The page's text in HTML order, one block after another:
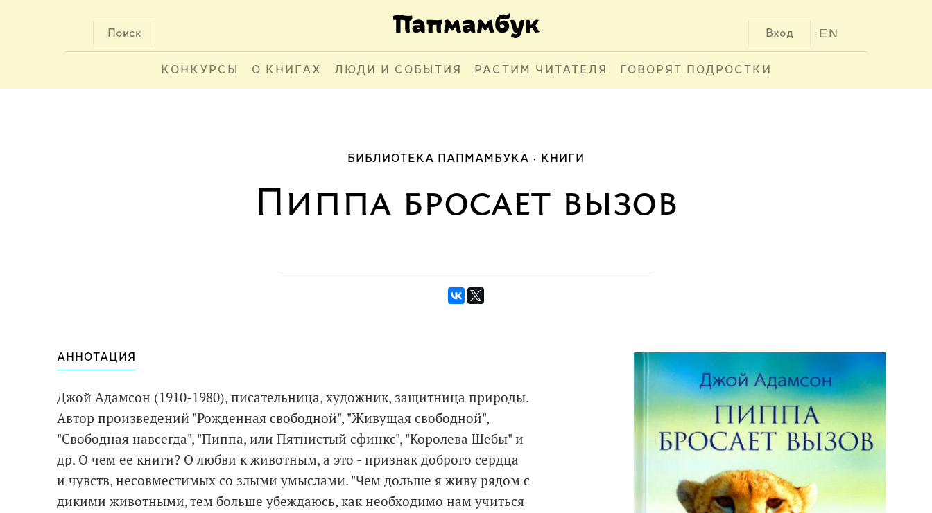
Поиск EN
Вход
КОНКУРСЫ О КНИГАХ ЛЮДИ И СОБЫТИЯ РАСТИМ ЧИТАТЕЛЯ ГОВОРЯТ ПОДРОСТКИ
БИБЛИОТЕКА ПАПМАМБУКА КНИГИ
Пиппа бросает вызов
АННОТАЦИЯ
Джой Адамсон (1910-1980), писательница, художник, защитница природы.
Автор произведений "Рожденная свободной", "Живущая свободной",
"Свободная навсегда", "Пиппа, или Пятнистый сфинкс", "Королева Шебы" и
др. О чем ее книги? О любви к животным, а это - признак доброго сердца
и чувств, несовместимых со злыми умыслами. "Чем дольше я живу рядом с
дикими животными, тем больше убеждаюсь, как необходимо нам учиться